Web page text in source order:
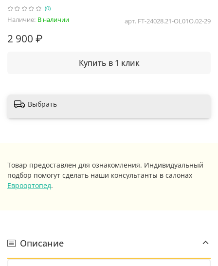
(0)
арт. FT-24028.21-OL01О.02-29
Наличие: В наличии
2 900 ₽
Купить в 1 клик
Выбрать
Товар предоставлен для ознакомления. Индивидуальный
подбор помогут сделать наши консультанты в салонах
Евроортопед.
Описание